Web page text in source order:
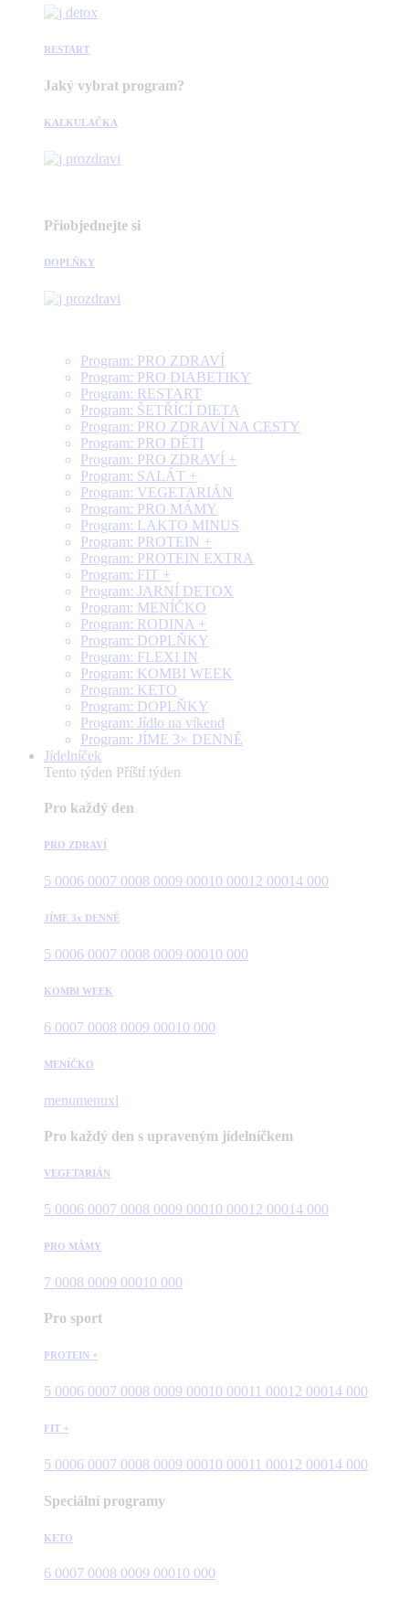
RESTART
Jaký vybrat program?
KALKULAČKA
Přiobjednejte si
DOPLŇKY
Program: PRO ZDRAVÍ
Program: PRO DIABETIKY
Program: RESTART
Program: ŠETŘÍCÍ DIETA
Program: PRO ZDRAVÍ NA CESTY
Program: PRO DĚTI
Program: PRO ZDRAVÍ +
Program: SALÁT +
Program: VEGETARIÁN
Program: PRO MÁMY
Program: LAKTO MINUS
Program: PROTEIN +
Program: PROTEIN EXTRA
Program: FIT +
Program: JARNÍ DETOX
Program: MENÍČKO
Program: RODINA +
Program: DOPLŇKY
Program: FLEXI IN
Program: KOMBI WEEK
Program: KETO
Program: DOPLŇKY
Program: Jídlo na víkend
Program: JÍME 3× DENNĚ
Jídelníček
Tento týden Příští týden
Pro každý den
PRO ZDRAVÍ
5 0006 0007 0008 0009 00010 00012 00014 000
JÍME 3x DENNĚ
5 0006 0007 0008 0009 00010 000
KOMBI WEEK
6 0007 0008 0009 00010 000
MENÍČKO
menumenuxl
Pro každý den s upraveným jídelníčkem
VEGETARIÁN
5 0006 0007 0008 0009 00010 00012 00014 000
PRO MÁMY
7 0008 0009 00010 000
Pro sport
PROTEIN +
5 0006 0007 0008 0009 00010 00011 00012 00014 000
FIT +
5 0006 0007 0008 0009 00010 00011 00012 00014 000
Speciální programy
KETO
6 0007 0008 0009 00010 000